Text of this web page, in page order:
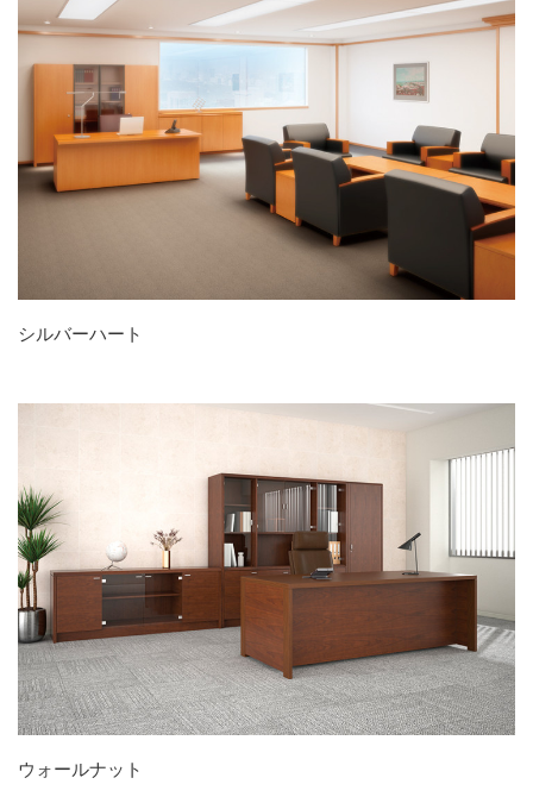
シルバーハート
ウォールナット